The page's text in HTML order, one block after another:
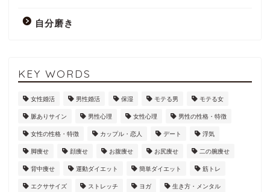
自分磨き
KEY WORDS
女性婚活 男性婚活 保湿 モテる男 モテる女
脈ありサイン 男性心理 女性心理 男性の性格・特徴
女性の性格・特徴 カップル・恋人 デート 浮気
脚痩せ 顔痩せ お腹痩せ お尻痩せ 二の腕痩せ
背中痩せ 運動ダイエット 簡単ダイエット 筋トレ
エクササイズ ストレッチ ヨガ 生き方・メンタル